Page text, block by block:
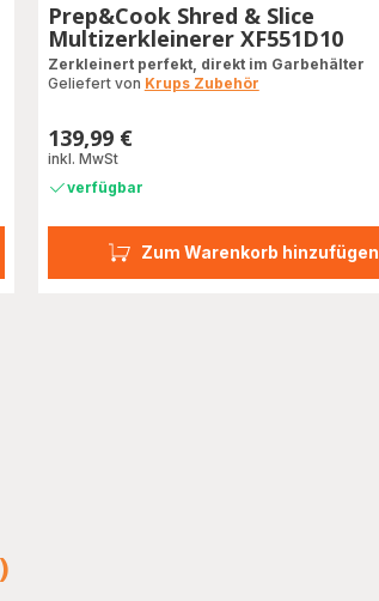
Zum Warenkorb hinzufügen
Prep&Cook Shred & Slice
Multizerkleinerer XF551D10
Zerkleinert perfekt, direkt im Garbehälter
Geliefert von Krups Zubehör
Preis
139,99 €
inkl. MwSt
verfügbar